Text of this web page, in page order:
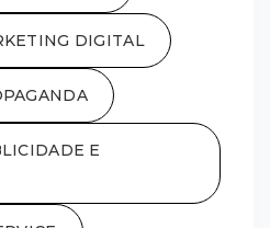
DIGITAL
E